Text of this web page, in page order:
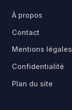
À propos
Contact
Mentions légales
Confidentialité
Plan du site